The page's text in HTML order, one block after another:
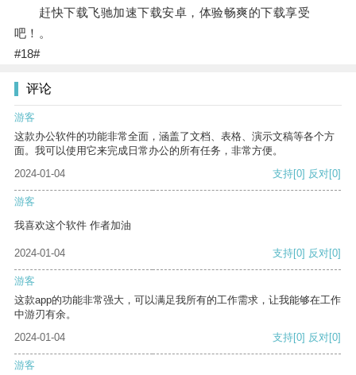
赶快下载飞驰加速下载安卓，体验畅爽的下载享受
吧！。
#18#
评论
游客
这款办公软件的功能非常全面，涵盖了文档、表格、演示文稿等各个方
面。我可以使用它来完成日常办公的所有任务，非常方便。
2024-01-04
支持[0] 反对[0]
游客
我喜欢这个软件 作者加油
2024-01-04 支持[0] 反对[0]
游客
这款app的功能非常强大，可以满足我所有的工作需求，让我能够在工作
中游刃有余。
2024-01-04
支持[0] 反对[0]
游客